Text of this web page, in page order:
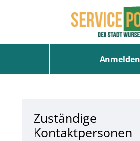
Anmelden
Zuständige
Kontaktpersonen